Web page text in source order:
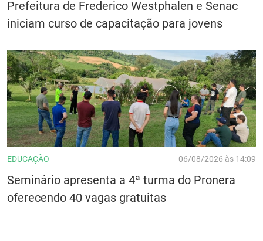
Prefeitura de Frederico Westphalen e Senac
iniciam curso de capacitação para jovens
EDUCAÇÃO 06/08/2026 às 14:09
Seminário apresenta a 4ª turma do Pronera
oferecendo 40 vagas gratuitas